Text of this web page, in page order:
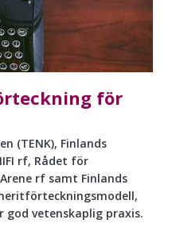
för
(TENK), Finlands
rf, Rådet för
rf samt Finlands
vetenskaplig praxis.